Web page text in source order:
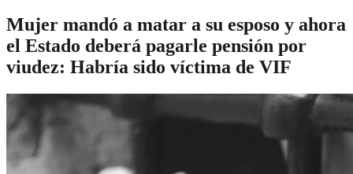
Mujer mandó a matar a su esposo y ahora
el Estado deberá pagarle pensión por
viudez: Habría sido víctima de VIF